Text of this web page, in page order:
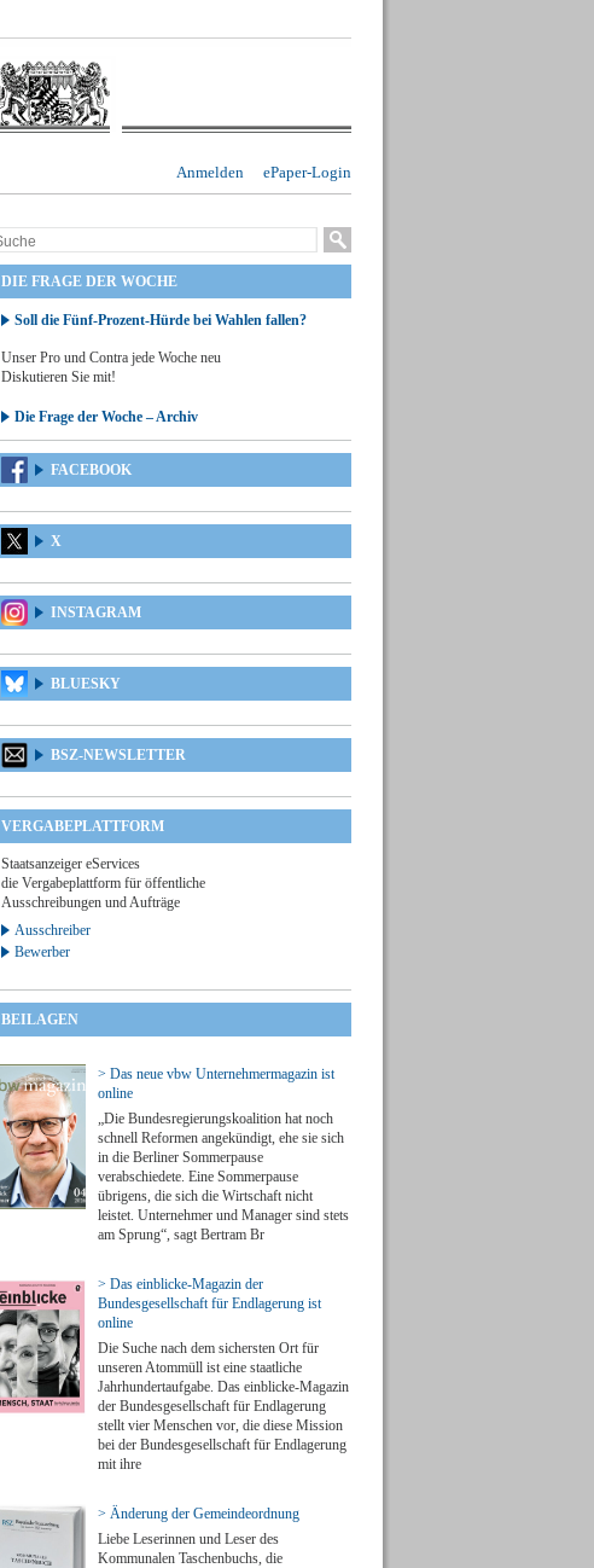
ePaper-Login
Anmelden
DIE FRAGE DER WOCHE
Soll die Fünf-Prozent-Hürde bei Wahlen fallen?
Unser Pro und Contra jede Woche neu
Diskutieren Sie mit!
Die Frage der Woche – Archiv
FACEBOOK
X
INSTAGRAM
BLUESKY
BSZ-NEWSLETTER
VERGABEPLATTFORM
Staatsanzeiger eServices
die Vergabeplattform für öffentliche
Ausschreibungen und Aufträge
Ausschreiber
Bewerber
BEILAGEN
> Das neue vbw Unternehmermagazin ist
online
„Die Bundesregierungskoalition hat noch
schnell Reformen angekündigt, ehe sie sich
in die Berliner Sommerpause
verabschiedete. Eine Sommerpause
übrigens, die sich die Wirtschaft nicht
leistet. Unternehmer und Manager sind stets
am Sprung“, sagt Bertram Br
> Das einblicke-Magazin der
Bundesgesellschaft für Endlagerung ist
online
Die Suche nach dem sichersten Ort für
unseren Atommüll ist eine staatliche
Jahrhundertaufgabe. Das einblicke-Magazin
der Bundesgesellschaft für Endlagerung
stellt vier Menschen vor, die diese Mission
bei der Bundesgesellschaft für Endlagerung
mit ihre
> Änderung der Gemeindeordnung
Liebe Leserinnen und Leser des
Kommunalen Taschenbuchs, die